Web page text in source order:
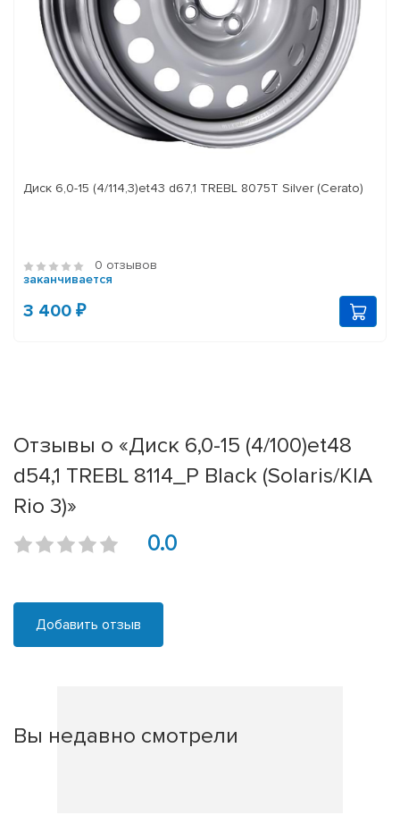
Диск 6,0-15 (4/114,3)et43 d67,1 TREBL 8075T Silver (Cerato)
0 отзывов
заканчивается
3 400 ₽
Отзывы о «Диск 6,0-15 (4/100)et48
d54,1 TREBL 8114_P Black (Solaris/KIA
Rio 3)»
0.0
Добавить отзыв
Вы недавно смотрели